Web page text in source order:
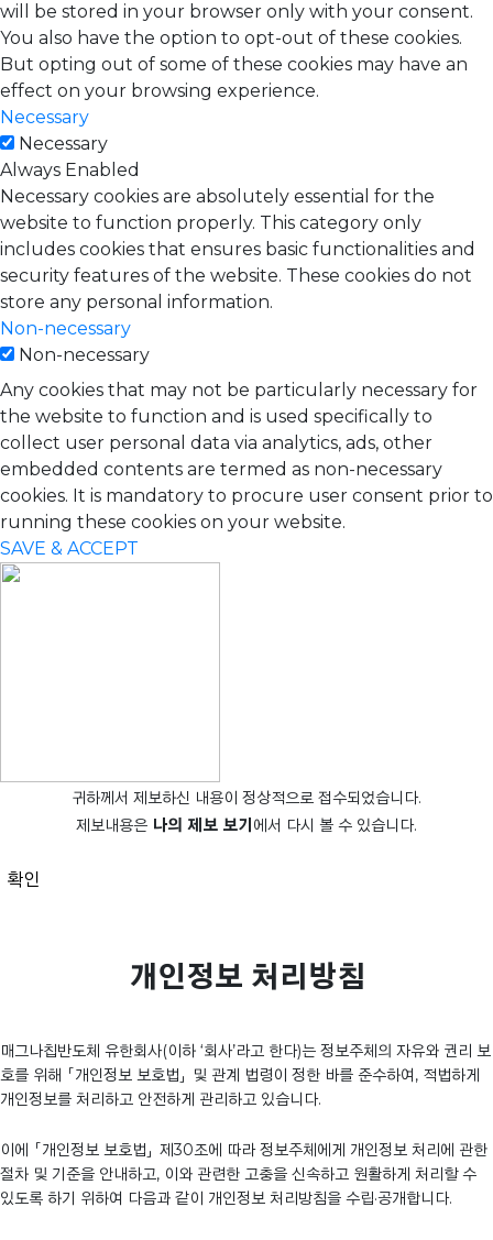
will be stored in your browser only with your consent.
You also have the option to opt-out of these cookies.
But opting out of some of these cookies may have an
effect on your browsing experience.
Necessary
Necessary
Always Enabled
Necessary cookies are absolutely essential for the
website to function properly. This category only
includes cookies that ensures basic functionalities and
security features of the website. These cookies do not
store any personal information.
Non-necessary
Non-necessary
Any cookies that may not be particularly necessary for
the website to function and is used specifically to
collect user personal data via analytics, ads, other
embedded contents are termed as non-necessary
cookies. It is mandatory to procure user consent prior to
running these cookies on your website.
SAVE & ACCEPT
귀하께서 제보하신 내용이 정상적으로 접수되었습니다.
제보내용은 나의 제보 보기 에서 다시 볼 수 있습니다.
확인
개인정보 처리방침
매그나칩반도체 유한회사(이하 ‘회사’라고 한다)는 정보주체의 자유와 권리 보
호를 위해 「개인정보 보호법」 및 관계 법령이 정한 바를 준수하여, 적법하게
개인정보를 처리하고 안전하게 관리하고 있습니다.
이에 「개인정보 보호법」 제30조에 따라 정보주체에게 개인정보 처리에 관한
절차 및 기준을 안내하고, 이와 관련한 고충을 신속하고 원활하게 처리할 수
있도록 하기 위하여 다음과 같이 개인정보 처리방침을 수립·공개합니다.